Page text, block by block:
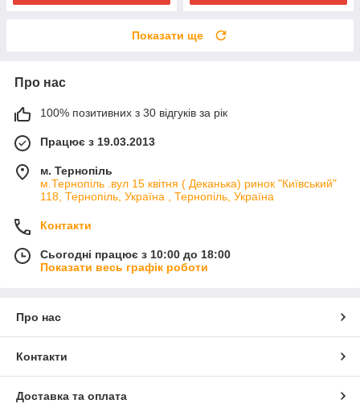
Показати ще
Про нас
100% позитивних з 30 відгуків за рік
Працює з 19.03.2013
м. Тернопіль
м.Тернопіль .вул 15 квітня ( Деканька) ринок "Київський"
118, Тернопіль, Україна , Тернопіль, Україна
Контакти
Сьогодні працює з 10:00 до 18:00
Показати весь графік роботи
Про нас
Контакти
Доставка та оплата